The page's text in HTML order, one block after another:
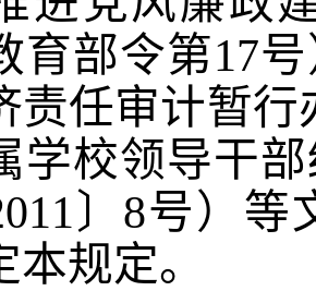
育部令第17
责任审计暂
学校领导干
〕 8号）等
本规定。